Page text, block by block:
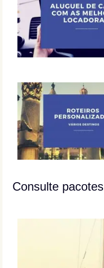
Consulte pacotes